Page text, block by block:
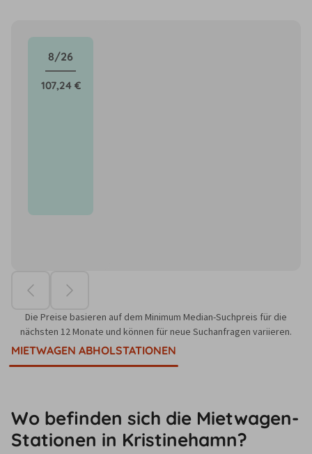
8/26
107,24 €
Die Preise basieren auf dem Minimum Median-Suchpreis für die
nächsten 12 Monate und können für neue Suchanfragen variieren.
MIETWAGEN ABHOLSTATIONEN
Wo befinden sich die Mietwagen-
Stationen in Kristinehamn?